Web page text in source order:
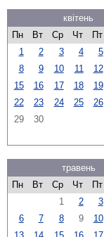
квітень
Пн
Вт Ср Чт Пт
1
2 3 4 5
8
9 10 11 12
15
16 17 18 19
22
23 24 25 26
29
30
травень
Пн
Вт Ср Чт Пт
1
2 3
6
7 8 9 10